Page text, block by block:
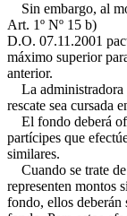
Sin embargo, al
Art. 1º Nº 15 b)
D.O. 07.11.2001
máximo superior
anterior.
La administradora
rescate sea cursada
El fondo deberá
partícipes que
similares.
Cuando se trate de
representen montos
fondo, ellos deberán